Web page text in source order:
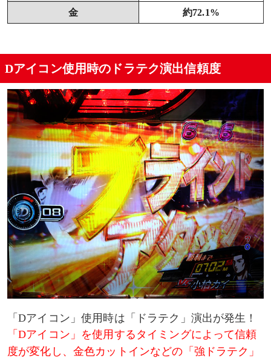
金 約72.1%
Dアイコン使用時のドラテク演出信頼度
「Dアイコン」使用時は「ドラテク」演出が発生！
「Dアイコン」を使用するタイミングによって信頼
度が変化し、金色カットインなどの「強ドラテク」